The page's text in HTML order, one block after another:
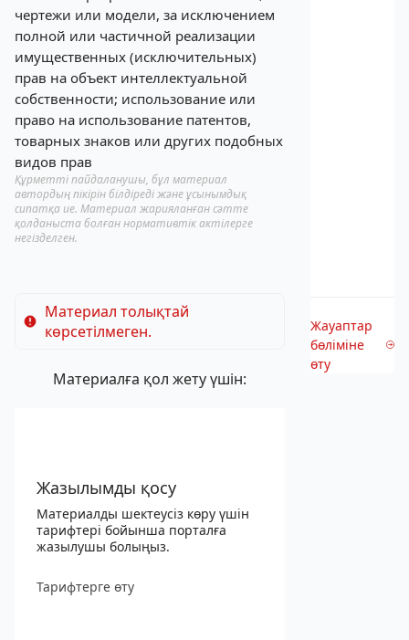
чертежи или модели, за исключением
полной или частичной реализации
имущественных (исключительных)
прав на объект интеллектуальной
собственности; использование или
право на использование патентов,
товарных знаков или других подобных
видов прав
Құрметті пайдаланушы, бұл материал
автордың пікірін білдіреді және ұсынымдық
сипатқа ие. Материал жарияланған сәтте
қолданыста болған нормативтік актілерге
негізделген.
Материал толықтай
көрсетілмеген.
Материалға қол жету үшін:
Жазылымды қосу
Материалды шектеусіз көру үшін
тарифтері бойынша порталға
жазылушы болыңыз.
Тарифтерге өту
Жауаптар
бөліміне
өту